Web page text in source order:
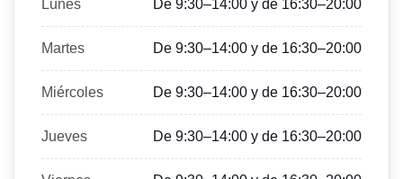
Lunes De 9:30–14:00 y de 16:30–20:00
Martes De 9:30–14:00 y de 16:30–20:00
Miércoles De 9:30–14:00 y de 16:30–20:00
Jueves De 9:30–14:00 y de 16:30–20:00